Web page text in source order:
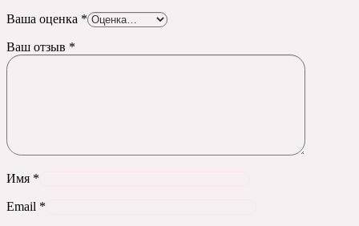
Ваша оценка *
Ваш отзыв *
Имя *
Email *